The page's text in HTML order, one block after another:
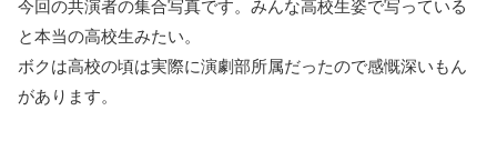
今回の共演者の集合写真です。みんな高校生姿で写っている
と本当の高校生みたい。
ボクは高校の頃は実際に演劇部所属だったので感慨深いもん
があります。